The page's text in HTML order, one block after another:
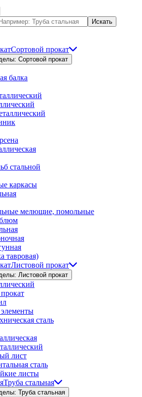
Искать
Сортовой прокат
Сортовой прокат
балка
стальной
каркасы
мелющие, помольные
тавровая)
Листовой прокат
Листовой прокат
сталь
лист
сталь
листы
Труба стальная
Труба стальная